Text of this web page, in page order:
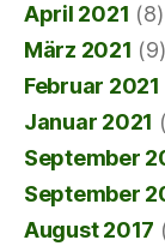
April 2021 (8)
März 2021 (9)
Februar 2021
Januar 2021
September
September
August 2017